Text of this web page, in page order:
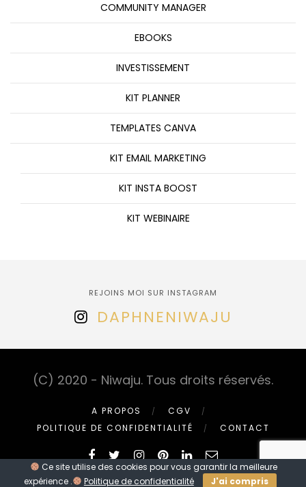
COMMUNITY MANAGER
EBOOKS
INVESTISSEMENT
KIT PLANNER
TEMPLATES CANVA
KIT EMAIL MARKETING
KIT INSTA BOOST
KIT WEBINAIRE
REJOINS MOI SUR INSTAGRAM
DAPHNENIWAJU
(C) 2020 - Niwaju. Tous droits réservés.
A PROPOS
CGV
POLITIQUE DE CONFIDENTIALITÉ
CONTACT
Ce site utilise des cookies pour vous garantir la meilleure
expérience .
Politique de confidentialité J'ai compris